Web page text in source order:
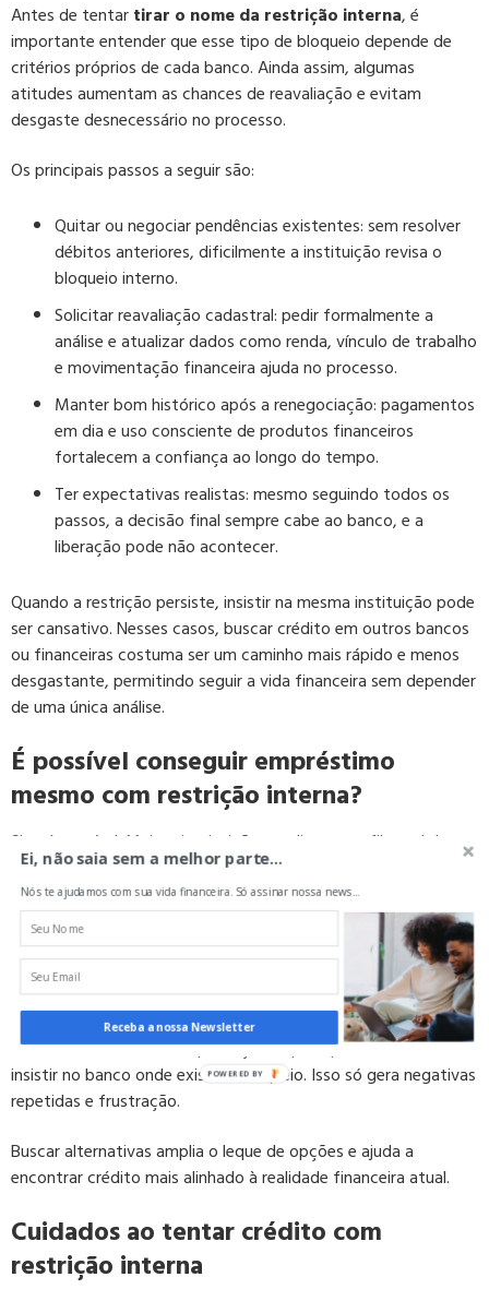
Antes de tentartirar o nome da restrição interna, é
importante entender que esse tipo de bloqueio depende de
critérios próprios de cada banco. Ainda assim, algumas
atitudes aumentam as chances de reavaliação e evitam
desgaste desnecessário no processo.
Os principais passos a seguir são:
Quitar ou negociar pendências existentes:sem resolver
débitos anteriores, dificilmente a instituição revisa o
bloqueio interno.
Solicitar reavaliação cadastral:pedir formalmente a
análise e atualizar dados como renda, vínculo de trabalho
e movimentação financeira ajuda no processo.
Manter bom histórico após a renegociação:pagamentos
em dia e uso consciente de produtos financeiros
fortalecem a confiança ao longo do tempo.
Ter expectativas realistas:mesmo seguindo todos os
passos, a decisão final sempre cabe ao banco, e a
liberação pode não acontecer.
Quando a restrição persiste, insistir na mesma instituição pode
ser cansativo. Nesses casos, buscar crédito em outros bancos
ou financeiras costuma ser um caminho mais rápido e menos
desgastante, permitindo seguir a vida financeira sem depender
de uma única análise.
É possível conseguir empréstimo
mesmo com restrição interna?
Sim, é possível. Muitas instituições avaliam o perfil atual do
cliente, mesmo quando existerestrição interna
banco. Renda comprovada, estabilidade financeira e
capacidade de pagamento costumam pesar mais do que um
histórico interno antigo.
Modalidades como empréstimo pessoal, consignado ou
crédito com garantia costumam ter análises mais flexíveis. Isso
aumenta as chances de aprovação. O principal cuidado é evitar
insistir no banco onde existe o bloqueio. Isso só gera negativas
repetidas e frustração.
Buscar alternativas amplia o leque de opções e ajuda a
encontrar crédito mais alinhado à realidade financeira atual.
Cuidados ao tentar crédito com
restrição interna
Ei, não saia sem a melhor parte...
Nós te ajudamos com sua vida financeira. Só assinar nossa news...
Receba a nossa Newsletter